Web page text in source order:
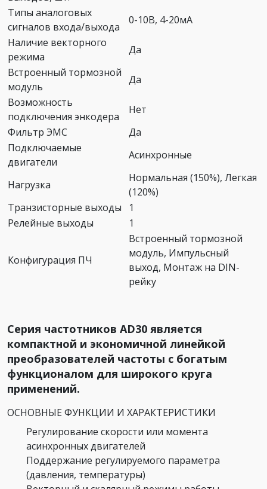
Типы аналоговых
сигналов входа/выхода
0-10В, 4-20мА
Наличие векторного
режима
Да
Встроенный тормозной
модуль
Да
Возможность
подключения энкодера
Нет
Фильтр ЭМС
Да
Подключаемые
двигатели
Асинхронные
Нагрузка
Нормальная (150%), Легкая
(120%)
Транзисторные выходы
1
Релейные выходы
1
Конфигурация ПЧ
Встроенный тормозной
модуль, Импульсный
выход, Монтаж на DIN-
рейку
Серия частотников AD30 является
компактной и экономичной линейкой
преобразователей частоты с богатым
функционалом для широкого круга
применений.
ОСНОВНЫЕ ФУНКЦИИ И ХАРАКТЕРИСТИКИ
Регулирование скорости или момента
асинхронных двигателей
Поддержание регулируемого параметра
(давления, температуры)